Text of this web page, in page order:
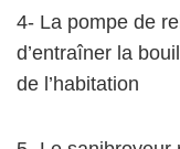
4- La pompe de
d’entraîner la
de l’habitation